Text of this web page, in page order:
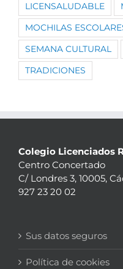
LICENSALUDABLE
MOCHILAS
SEMANA CULTURAL
TRADICIONES
Colegio Licenciados
Centro Concertado
C/ Londres 3, 10005,
927 23 20 02
Sus datos seguros
Política de cookies